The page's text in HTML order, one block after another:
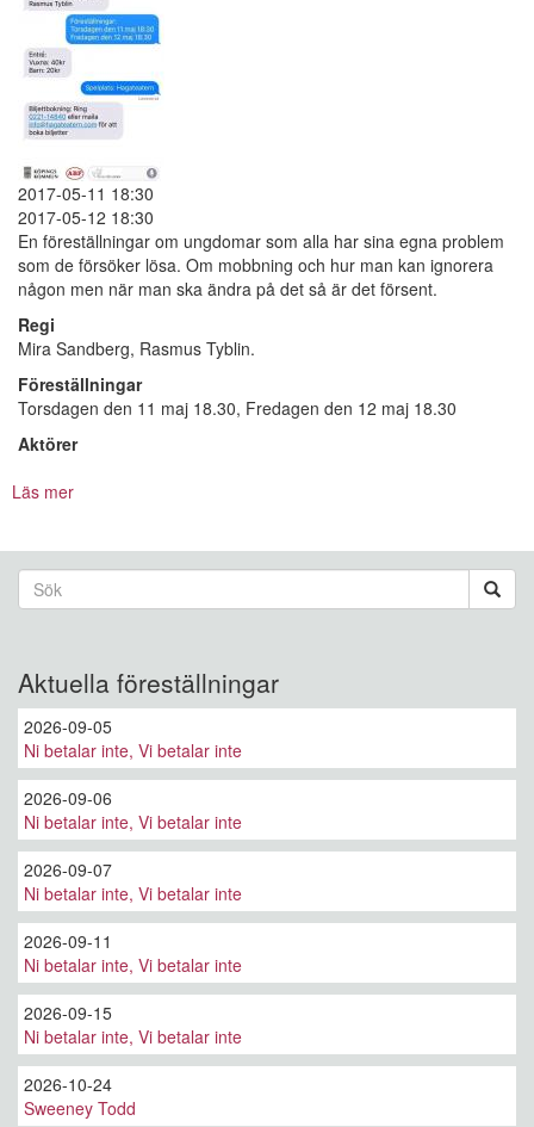
2017-05-11 18:30
2017-05-12 18:30
En föreställningar om ungdomar som alla har sina egna problem
som de försöker lösa. Om mobbning och hur man kan ignorera
någon men när man ska ändra på det så är det försent.
Regi
Mira Sandberg, Rasmus Tyblin.
Föreställningar
Torsdagen den 11 maj 18.30, Fredagen den 12 maj 18.30
Aktörer
Läs mer
orkar
Sökformulär
Aktuella föreställningar
2026-09-05
Ni betalar inte, Vi betalar inte
2026-09-06
Ni betalar inte, Vi betalar inte
2026-09-07
Ni betalar inte, Vi betalar inte
2026-09-11
Ni betalar inte, Vi betalar inte
2026-09-15
Ni betalar inte, Vi betalar inte
2026-10-24
Sweeney Todd